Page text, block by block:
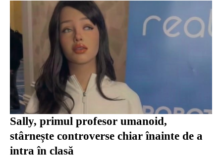
Sally, primul profesor umanoid,
stârnește controverse chiar înainte de a
intra în clasă